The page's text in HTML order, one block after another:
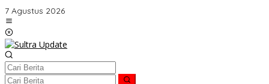
Lewati
ke
konten
7 Agustus 2026